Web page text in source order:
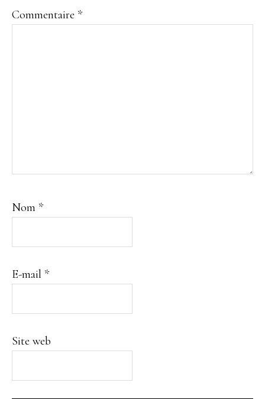
Commentaire *
Nom *
E-mail *
Site web